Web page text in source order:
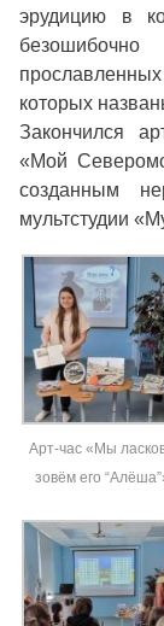
эрудицию в
которых
Закончился
«Мой
созданным
мультстудии
Арт-час «Мы
зовём его